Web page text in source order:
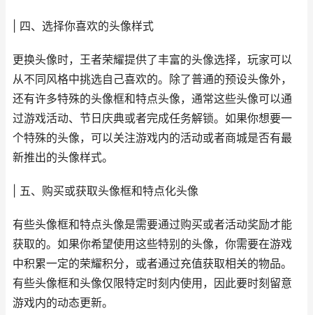
| 四、选择你喜欢的头像样式
更换头像时，王者荣耀提供了丰富的头像选择，玩家可以
从不同风格中挑选自己喜欢的。除了普通的预设头像外，
还有许多特殊的头像框和特点头像，通常这些头像可以通
过游戏活动、节日庆典或者完成任务解锁。如果你想要一
个特殊的头像，可以关注游戏内的活动或者商城是否有最
新推出的头像样式。
| 五、购买或获取头像框和特点化头像
有些头像框和特点头像是需要通过购买或者活动奖励才能
获取的。如果你希望使用这些特别的头像，你需要在游戏
中积累一定的荣耀积分，或者通过充值获取相关的物品。
有些头像框和头像仅限特定时刻内使用，因此要时刻留意
游戏内的动态更新。